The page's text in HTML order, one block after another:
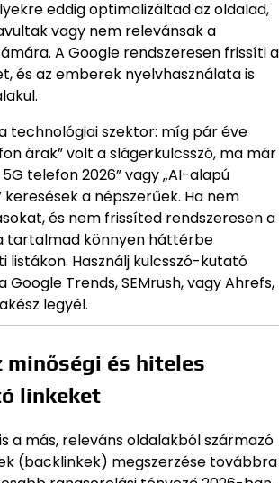
eddig optimalizáltad az oldalad,
vagy nem relevánsak a
A Google rendszeresen frissíti a
és az emberek nyelvhasználata is
technológiai szektor: míg pár éve
árak” volt a slágerkulcsszó, ma már
telefon 2026” vagy „AI-alapú
a népszerűek. Ha nem
és nem frissíted rendszeresen a
tartalmad könnyen háttérbe
listákon. Használj kulcsszó-kutató
Google Trends, SEMrush, vagy Ahrefs,
legyél.
minőségi és hiteles
linkeket
a más, releváns oldalakból származó
(backlinkek) megszerzése továbbra